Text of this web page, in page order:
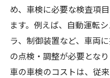
め、車検に必要な検査項
ます。例えば、自動運転
ラ、制御装置など、車両
の点検・調整が必要とな
車の車検のコストは、従